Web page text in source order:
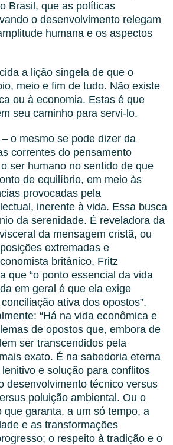
Brasil, que as políticas
o desenvolvimento relegam
humana e os aspectos
a lição singela de que o
meio e fim de tudo. Não existe
ou à economia. Estas é que
seu caminho para servi-lo.
o mesmo se pode dizer da
correntes do pensamento
ser humano no sentido de que
de equilíbrio, em meio às
provocadas pela
inerente à vida. Essa busca
da serenidade. É reveladora da
da mensagem cristã, ou
extremadas e
britânico, Fritz
que “o ponto essencial da vida
em geral é que ela exige
ativa dos opostos”.
“Há na vida econômica e
de opostos que, embora de
ser transcendidos pela
exato. É na sabedoria eterna
e solução para conflitos
desenvolvimento técnico versus
poluição ambiental. Ou o
que garanta, a um só tempo, a
e as transformações
o respeito à tradição e o